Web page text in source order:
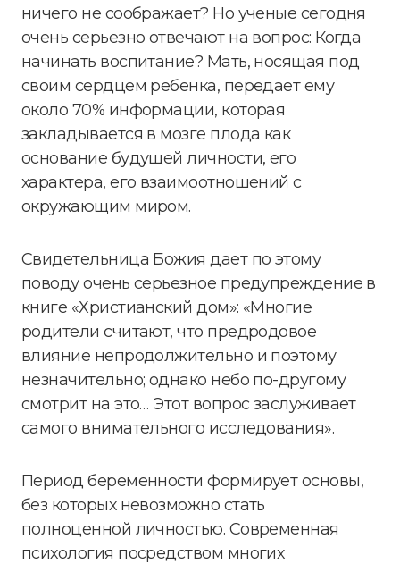
ничего не соображает? Но ученые сегодня
очень серьезно отвечают на вопрос: Когда
начинать воспитание? Мать, носящая под
своим сердцем ребенка, передает ему
около 70% информации, которая
закладывается в мозге плода как
основание будущей личности, его
характера, его взаимоотношений с
окружающим миром.
Свидетельница Божия дает по этому
поводу очень серьезное предупреждение в
книге «Христианский дом»: «Многие
родители считают, что предродовое
влияние непродолжительно и поэтому
незначительно; однако небо по-другому
смотрит на это… Этот вопрос заслуживает
самого внимательного исследования».
Период беременности формирует основы,
без которых невозможно стать
полноценной личностью. Современная
психология посредством многих